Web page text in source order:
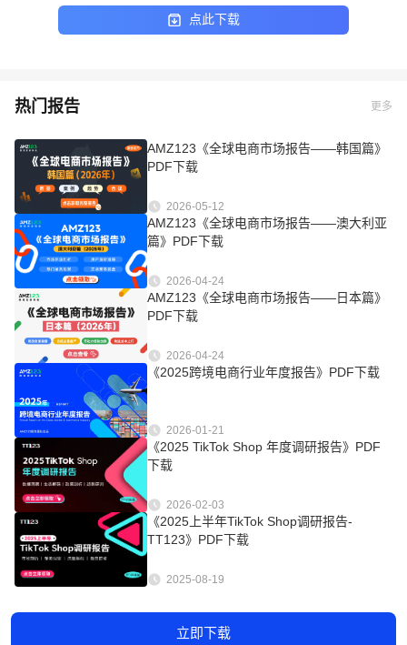
点此下载
立即下载
热门报告 更多
AMZ123《全球电商市场报告——韩国篇》
PDF下载
2026-05-12
AMZ123《全球电商市场报告——澳大利亚
篇》PDF下载
2026-04-24
AMZ123《全球电商市场报告——日本篇》
PDF下载
2026-04-24
《2025跨境电商行业年度报告》PDF下载
2026-01-21
《2025 TikTok Shop 年度调研报告》PDF
下载
2026-02-03
《2025上半年TikTok Shop调研报告-
TT123》PDF下载
2025-08-19